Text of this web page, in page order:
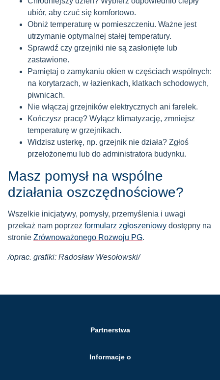
ubiór, aby czuć się komfortowo.
Obniż temperaturę w pomieszczeniu. Ważne jest
utrzymanie optymalnej stałej temperatury.
Sprawdź czy grzejniki nie są zasłonięte lub
zastawione.
Pamiętaj o zamykaniu okien w częściach wspólnych:
na korytarzach, w łazienkach, klatkach schodowych,
piwnicach.
Nie włączaj grzejników elektrycznych ani farelek.
Kończysz pracę? Wyłącz klimatyzację, zmniejsz
temperaturę w grzejnikach.
Widzisz usterkę, np. grzejnik nie działa? Zgłoś
przełożonemu lub do administratora budynku.
Masz pomysł na wspólne
działania oszczędnościowe?
Wszelkie inicjatywy, pomysły, przemyślenia i uwagi
przekaż nam poprzez formularz zgłoszeniowy dostępny na
stronie Zrównoważonego Rozwoju PG.
/oprac. grafiki: Radosław Wesołowski/
Partnerstwa
Informacje o